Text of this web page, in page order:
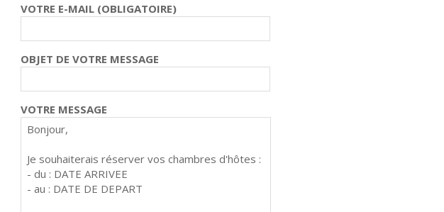
VOTRE E-MAIL (OBLIGATOIRE)
OBJET DE VOTRE MESSAGE
VOTRE MESSAGE